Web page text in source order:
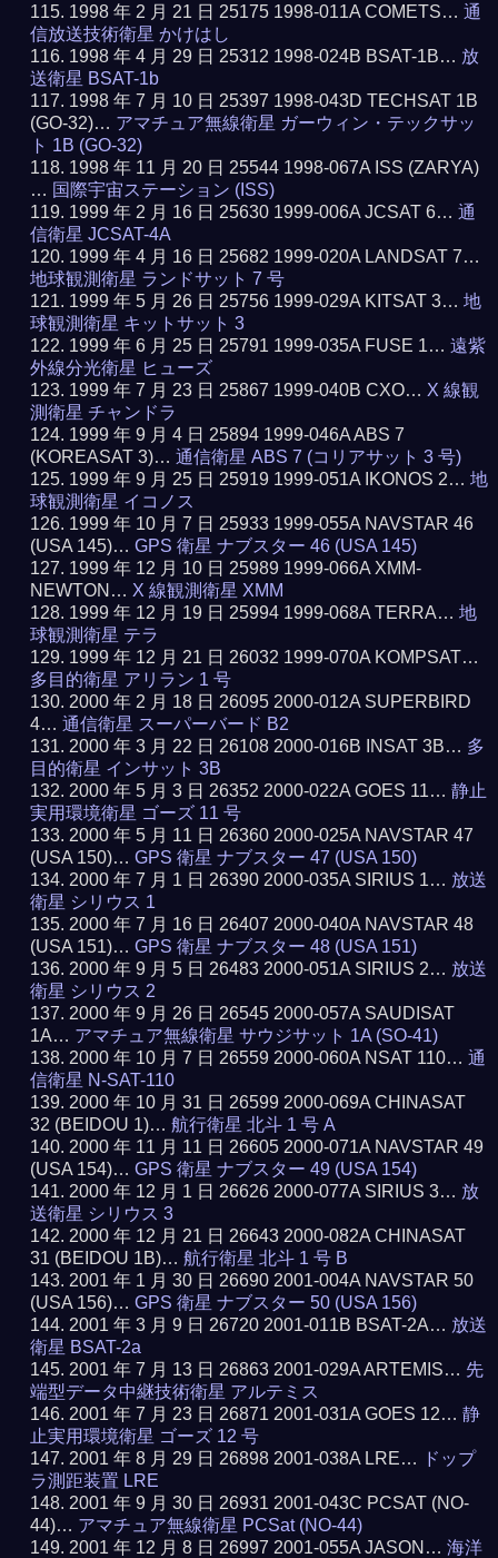
1998 年 2 月 21 日 25175 1998-011A COMETS…通
信放送技術衛星 かけはし
1998 年 4 月 29 日 25312 1998-024B BSAT-1B… 放
送衛星 BSAT-1b
1998 年 7 月 10 日 25397 1998-043D TECHSAT 1B
(GO-32)… アマチュア無線衛星 ガーウィン・テックサッ
ト 1B (GO-32)
1998 年 11 月 20 日 25544 1998-067A ISS (ZARYA)
… 国際宇宙ステーション (ISS)
1999 年 2 月 16 日 25630 1999-006A JCSAT 6…通
信衛星 JCSAT-4A
1999 年 4 月 16 日 25682 1999-020A LANDSAT 7…
地球観測衛星 ランドサット 7 号
1999 年 5 月 26 日 25756 1999-029A KITSAT 3…地
球観測衛星 キットサット 3
1999 年 6 月 25 日 25791 1999-035A FUSE 1…遠紫
外線分光衛星 ヒューズ
1999 年 7 月 23 日 25867 1999-040B CXO… X 線観
測衛星 チャンドラ
1999 年 9 月 4 日 25894 1999-046A ABS 7
(KOREASAT 3)…通信衛星 ABS 7 (コリアサット 3 号)
1999 年 9 月 25 日 25919 1999-051A IKONOS 2…地
球観測衛星 イコノス
1999 年 10 月 7 日 25933 1999-055A NAVSTAR 46
(USA 145)…GPS 衛星 ナブスター 46 (USA 145)
1999 年 12 月 10 日 25989 1999-066A XMM-
NEWTON… X 線観測衛星 XMM
1999 年 12 月 19 日 25994 1999-068A TERRA…地
球観測衛星 テラ
1999 年 12 月 21 日 26032 1999-070A KOMPSAT…
多目的衛星 アリラン 1 号
2000 年 2 月 18 日 26095 2000-012A SUPERBIRD
4…通信衛星 スーパーバード B2
2000 年 3 月 22 日 26108 2000-016B INSAT 3B… 多
目的衛星 インサット 3B
2000 年 5 月 3 日 26352 2000-022A GOES 11…静止
実用環境衛星 ゴーズ 11 号
2000 年 5 月 11 日 26360 2000-025A NAVSTAR 47
(USA 150)…GPS 衛星 ナブスター 47 (USA 150)
2000 年 7 月 1 日 26390 2000-035A SIRIUS 1… 放送
衛星 シリウス 1
2000 年 7 月 16 日 26407 2000-040A NAVSTAR 48
(USA 151)…GPS 衛星 ナブスター 48 (USA 151)
2000 年 9 月 5 日 26483 2000-051A SIRIUS 2… 放送
衛星 シリウス 2
2000 年 9 月 26 日 26545 2000-057A SAUDISAT
1A… アマチュア無線衛星 サウジサット 1A (SO-41)
2000 年 10 月 7 日 26559 2000-060A NSAT 110…通
信衛星 N-SAT-110
2000 年 10 月 31 日 26599 2000-069A CHINASAT
32 (BEIDOU 1)…航行衛星 北斗 1 号 A
2000 年 11 月 11 日 26605 2000-071A NAVSTAR 49
(USA 154)…GPS 衛星 ナブスター 49 (USA 154)
2000 年 12 月 1 日 26626 2000-077A SIRIUS 3… 放
送衛星 シリウス 3
2000 年 12 月 21 日 26643 2000-082A CHINASAT
31 (BEIDOU 1B)…航行衛星 北斗 1 号 B
2001 年 1 月 30 日 26690 2001-004A NAVSTAR 50
(USA 156)…GPS 衛星 ナブスター 50 (USA 156)
2001 年 3 月 9 日 26720 2001-011B BSAT-2A… 放送
衛星 BSAT-2a
2001 年 7 月 13 日 26863 2001-029A ARTEMIS… 先
端型データ中継技術衛星 アルテミス
2001 年 7 月 23 日 26871 2001-031A GOES 12…静
止実用環境衛星 ゴーズ 12 号
2001 年 8 月 29 日 26898 2001-038A LRE…
ドップ
ラ測距装置 LRE
2001 年 9 月 30 日 26931 2001-043C PCSAT (NO-
44)… アマチュア無線衛星 PCSat (NO-44)
2001 年 12 月 8 日 26997 2001-055A JASON…海洋